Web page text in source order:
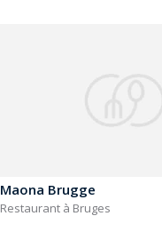
Maona Brugge
Restaurant à Bruges